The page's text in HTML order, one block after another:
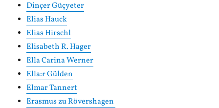
Dinçer Güçyeter
Elias Hauck
Elias Hirschl
Elisabeth R. Hager
Ella Carina Werner
Ella:r Gülden
Elmar Tannert
Erasmus zu Rövershagen